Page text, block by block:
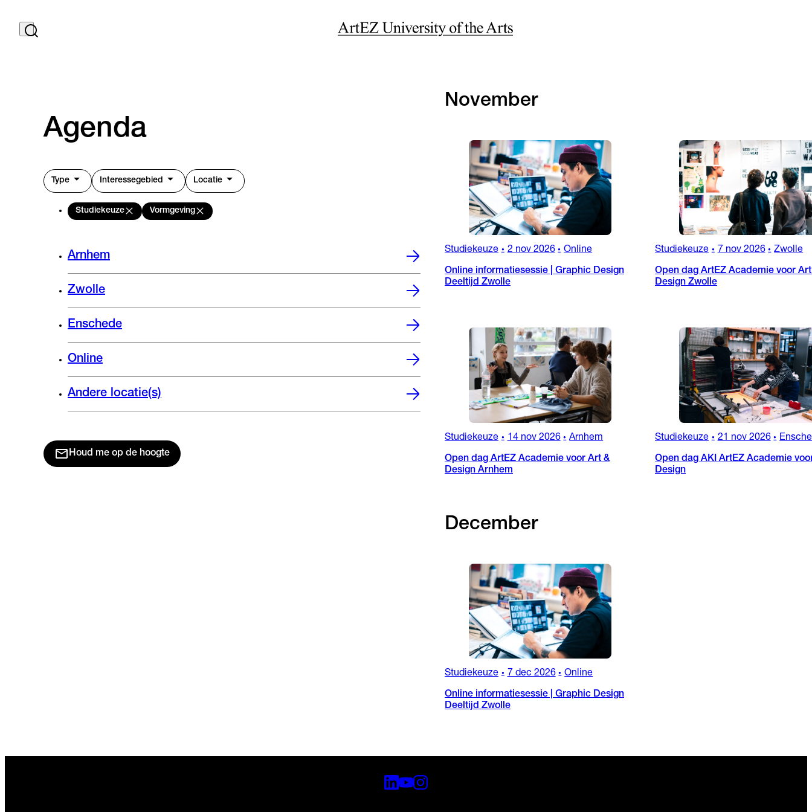
Agenda
Type Interessegebied Locatie
Studiekeuze Vormgeving
Arnhem
Zwolle
Enschede
Online
Andere locatie(s)
Houd me op de hoogte
November
Studiekeuze • 2 nov 2026 • Online
Online informatiesessie | Graphic Design
Deeltijd Zwolle
Studiekeuze • 7 nov 2026 • Zwolle
Open dag ArtEZ Academie voor
Design Zwolle
Studiekeuze • 14 nov 2026 • Arnhem
Open dag ArtEZ Academie voor Art &
Design Arnhem
Studiekeuze • 21 nov 2026 •
Open dag AKI ArtEZ Academie
Design
December
Studiekeuze • 7 dec 2026 • Online
Online informatiesessie | Graphic Design
Deeltijd Zwolle